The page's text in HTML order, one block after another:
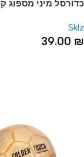
Sklz
39.00 ₪